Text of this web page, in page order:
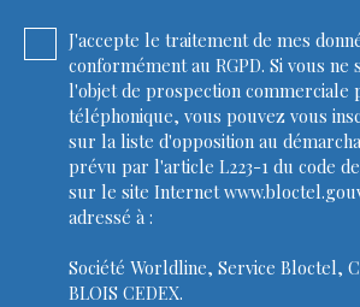
J'accepte le traitement de mes
conformément au RGPD. Si vous ne
l'objet de prospection commerciale
téléphonique, vous pouvez vous
sur la liste d'opposition au
prévu par l'article L223-1 du code
sur le site Internet
adressé à :
Société Worldline, Service Bloctel,
BLOIS CEDEX.